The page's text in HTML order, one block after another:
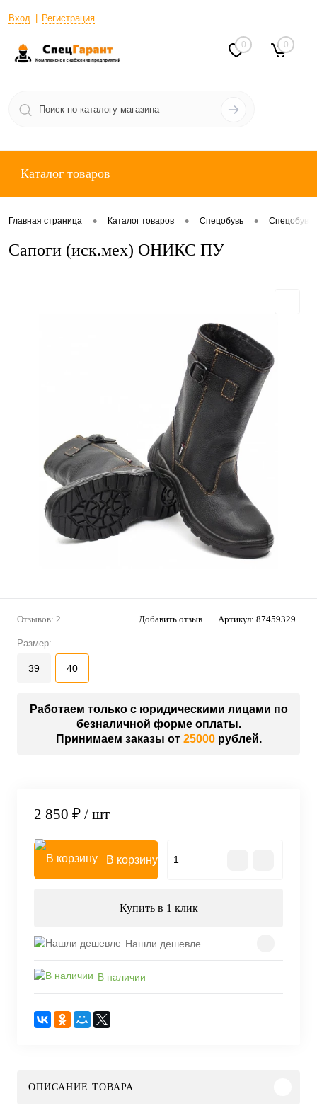
Вход Регистрация
0 0
Каталог товаров
Главная страница • Каталог товаров • Спецобувь • Спецобувь
Сапоги (иск.мех) ОНИКС ПУ
Отзывов: 2 Добавить отзыв Артикул: 87459329
Размер:
39 40
Работаем только с юридическими лицами по
безналичной форме оплаты.
Принимаем заказы от 25000рублей.
2 850 ₽ / шт
В корзину
Купить в 1 клик
Нашли дешевле
В наличии
ОПИСАНИЕ ТОВАРА